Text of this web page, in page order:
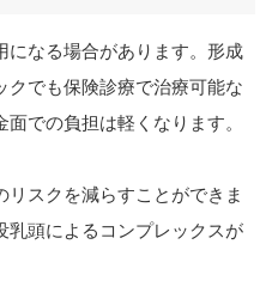
になる場合があります。形成
でも保険診療で治療可能な
での負担は軽くなります。
スクを減らすことができま
乳頭によるコンプレックスが